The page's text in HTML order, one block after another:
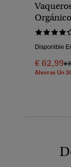
Pernera
Disponible
€ 62,99€
Ahorras Un